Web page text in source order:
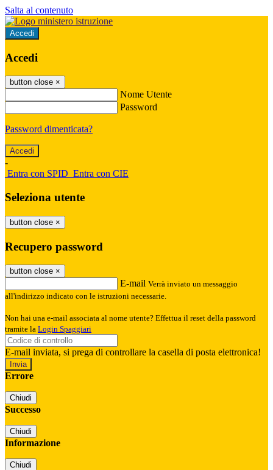
Salta al contenuto
Accedi
Accedi
button close ×
Nome Utente
Password
Password dimenticata?
-
Entra con SPID Entra con CIE
Seleziona utente
button close ×
Recupero password
button close ×
E-mail Verrà inviato un messaggio
all'indirizzo indicato con le istruzioni necessarie.
Non hai una e-mail associata al nome utente? Effettua il reset della password
tramite la Login Spaggiari
E-mail inviata, si prega di controllare la casella di posta elettronica!
Errore
Chiudi
Successo
Chiudi
Informazione
Chiudi